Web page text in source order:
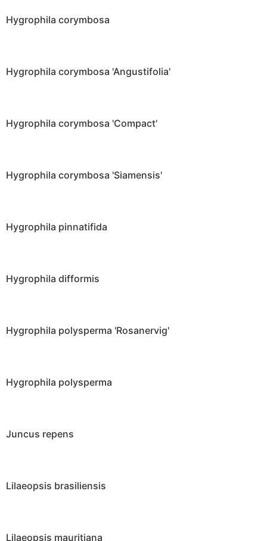
Hygrophila corymbosa
Hygrophila corymbosa 'Angustifolia'
Hygrophila corymbosa 'Compact'
Hygrophila corymbosa 'Siamensis'
Hygrophila pinnatifida
Hygrophila difformis
Hygrophila polysperma 'Rosanervig'
Hygrophila polysperma
Juncus repens
Lilaeopsis brasiliensis
Lilaeopsis mauritiana